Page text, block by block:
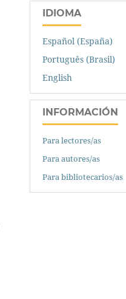
IDIOMA
Español (España)
Português (Brasil)
English
INFORMACIÓN
Para lectores/as
Para autores/as
Para bibliotecarios/as